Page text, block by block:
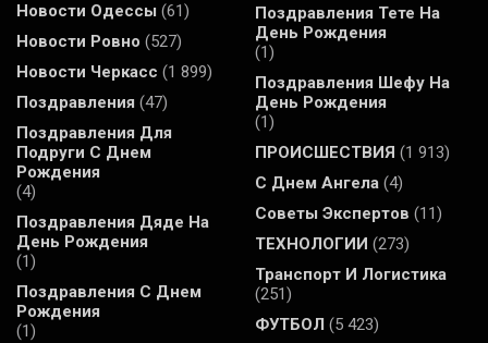
Новости Одессы (61)
Новости Ровно (527)
Новости Черкасс (1 899)
Поздравления (47)
Поздравления Для
Подруги С Днем
Рождения
(4)
Поздравления Дяде На
День Рождения
(1)
Поздравления С Днем
Рождения
(1)
Поздравления Тете На
День Рождения
(1)
Поздравления Шефу На
День Рождения
(1)
ПРОИСШЕСТВИЯ (1 913)
С Днем Ангела (4)
Советы Экспертов (11)
ТЕХНОЛОГИИ (273)
Транспорт И Логистика
(251)
ФУТБОЛ (5 423)